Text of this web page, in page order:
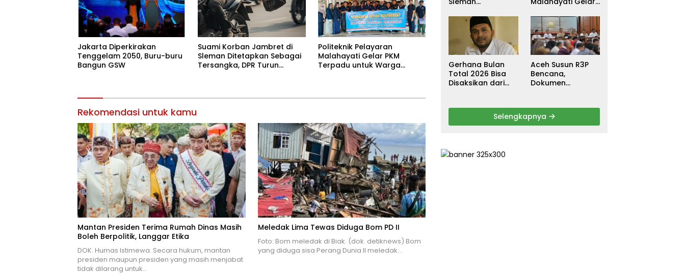
Jakarta Diperkirakan
Tenggelam 2050, Buru-buru
Bangun GSW
Suami Korban Jambret di
Sleman Ditetapkan Sebagai
Tersangka, DPR Turun
Politeknik Pelayaran
Malahayati Gelar PKM
Terpadu untuk Warga
Rekomendasi untuk kamu
Mantan Presiden Terima Rumah Dinas Masih
Boleh Berpolitik, Langgar Etika
DOK. Humas Istimewa. Secara hukum, mantan
presiden maupun presiden yang masih menjabat
tidak dilarang untuk…
Meledak Lima Tewas Diduga Bom PD II
Foto: Bom meledak di Biak. (dok. detiknews) Bom
yang diduga sisa Perang Dunia II meledak…
Sebagai
Tersangka, DPR
Turun Tangan
Cari Keadilan
untuk Warga
Terdampak Banjir
di Pidie Jaya
Gerhana Bulan
Total 2026 Bisa
Disaksikan dari
Aceh Susun R3P
Bencana,
Dokumen
Ditarget Rampung
Januari 2026
Selengkapnya